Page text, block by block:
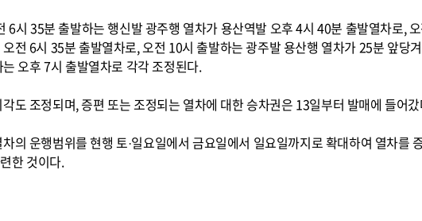
6시 35분 출발하는 행신발 광주행 열차가 용산역발 오후 4시 40분 출발열차로,
전 6시 35분 출발열차로, 오전 10시 출발하는 광주발 용산행 열차가 25분 앞당
오후 7시 출발열차로 각각 조정된다.
도 조정되며, 증편 또는 조정되는 열차에 대한 승차권은 13일부터 발매에 들어
의 운행범위를 현행 토·일요일에서 금요일에서 일요일까지로 확대하여 열차를
한 것이다.